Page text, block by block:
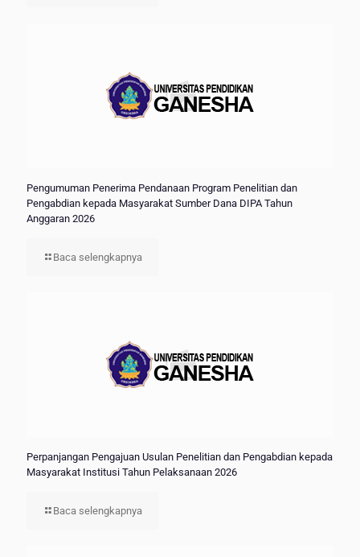
Pengumuman Penerima Pendanaan Program Penelitian dan
Pengabdian kepada Masyarakat Sumber Dana DIPA Tahun
Anggaran 2026
Baca selengkapnya
Perpanjangan Pengajuan Usulan Penelitian dan Pengabdian kepada
Masyarakat Institusi Tahun Pelaksanaan 2026
Baca selengkapnya